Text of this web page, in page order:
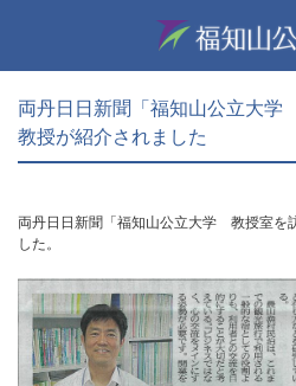
両丹日日新聞「福知山公立大
教授が紹介されました
両丹日日新聞「福知山公立大学 教授室を
した。